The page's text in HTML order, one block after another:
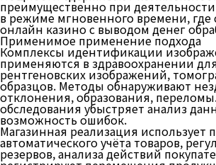
преимущественно при
в режиме мгновенного времени, где
онлайн казино с выводом денег
Применимое применение подхода
Комплексы идентификации
применяются в здравоохранении
рентгеновских изображений,
образцов. Методы обнаруживают
отклонения, образования,
обследования убыстряет анализ
возможность ошибок.
Магазинная реализация использует
автоматического учёта товаров,
резервов, анализа действий